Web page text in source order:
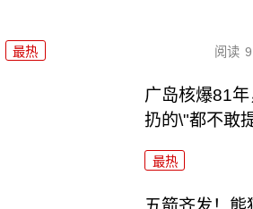
最热 阅读
广岛核爆81
扔的\"都不敢提
最热